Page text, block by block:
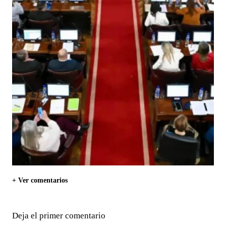
+ Ver comentarios
Deja el primer comentario